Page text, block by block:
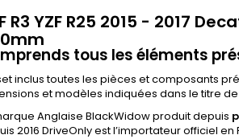
R3 YZF R25 2015 - 2017
tous les éléments
inclus toutes les pièces et composants
et modèles indiquées dans le titre
Anglaise BlackWidow produit depuis
2016 DriveOnly est l’importateur officiel